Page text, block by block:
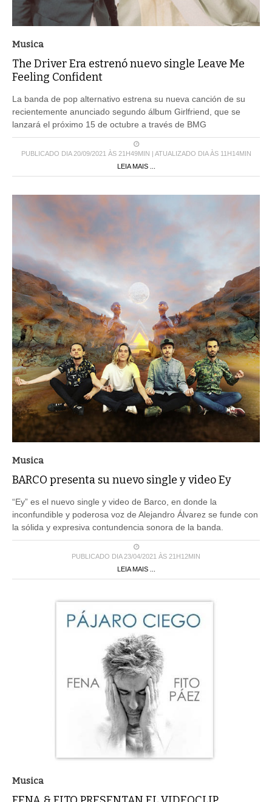
Musica
The Driver Era estrenó nuevo single Leave Me
Feeling Confident
La banda de pop alternativo estrena su nueva canción de su
recientemente anunciado segundo álbum Girlfriend, que se
lanzará el próximo 15 de octubre a través de BMG
PUBLICADO DIA 20/09/2021 ÀS 21H49MIN | ATUALIZADO DIA ÀS 11H14MIN
LEIA MAIS ...
Musica
BARCO presenta su nuevo single y video Ey
“Ey” es el nuevo single y video de Barco, en donde la
inconfundible y poderosa voz de Alejandro Álvarez se funde con
la sólida y expresiva contundencia sonora de la banda.
PUBLICADO DIA 23/04/2021 ÀS 21H12MIN
LEIA MAIS ...
Musica